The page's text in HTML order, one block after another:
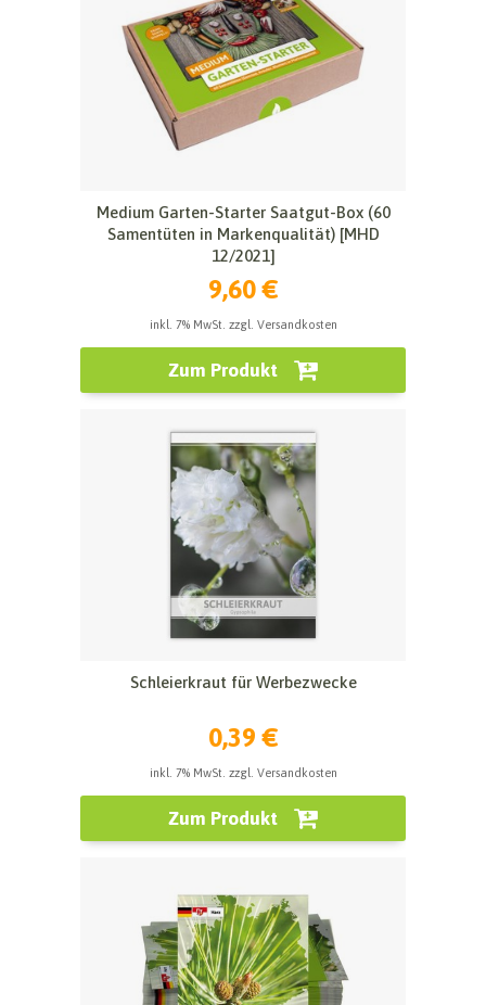
Medium Garten-Starter Saatgut-Box (60
Samentüten in Markenqualität) [MHD
12/2021]
9,60 €
inkl. 7% MwSt. zzgl. Versandkosten
Zum Produkt
Schleierkraut für Werbezwecke
0,39 €
inkl. 7% MwSt. zzgl. Versandkosten
Zum Produkt